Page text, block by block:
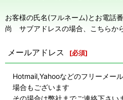
お客様の氏名(フルネーム)とお電話
尚 サブアドレスの場合、こちらか
メールアドレス [必須]
Hotmail,Yahooなどのフリーメー
場合もございます
その場合は弊社までご連絡下さい